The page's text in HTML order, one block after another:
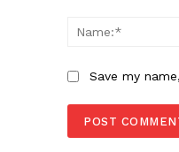
Save my